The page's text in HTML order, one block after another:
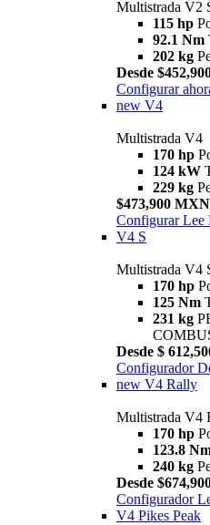
Multistrada V2
115 hp
92.1 Nm
202 kg
Desde
Configurar
new V4
Multistrada V4
170 hp
124 kW
229 kg
$473,900 MXN
Configurar Lee
V4 S
Multistrada V4
170 hp
125 Nm
231 kg
Desde $
Configurador
new V4 Rally
Multistrada V4
170 hp
123.8
240 kg
Desde
Configurador
V4 Pikes Peak